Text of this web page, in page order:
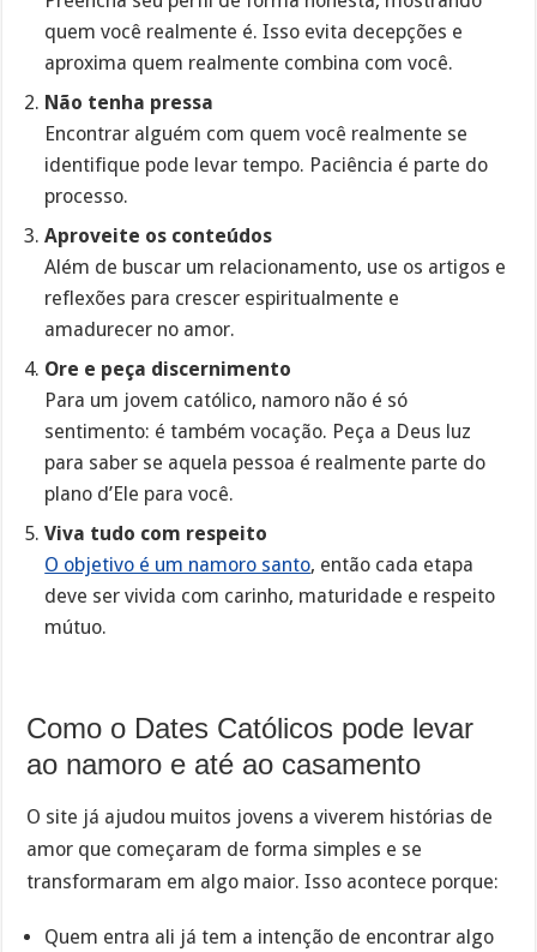
quem você realmente é. Isso evita decepções e
aproxima quem realmente combina com você.
Não tenha pressa
Encontrar alguém com quem você realmente se
identifique pode levar tempo. Paciência é parte do
processo.
Aproveite os conteúdos
Além de buscar um relacionamento, use os artigos e
reflexões para crescer espiritualmente e
amadurecer no amor.
Ore e peça discernimento
Para um jovem católico, namoro não é só
sentimento: é também vocação. Peça a Deus luz
para saber se aquela pessoa é realmente parte do
plano d’Ele para você.
Viva tudo com respeito
O objetivo é um namoro santo, então cada etapa
deve ser vivida com carinho, maturidade e respeito
mútuo.
Como o Dates Católicos pode levar
ao namoro e até ao casamento
O site já ajudou muitos jovens a viverem histórias de
amor que começaram de forma simples e se
transformaram em algo maior. Isso acontece porque:
Quem entra ali já tem a intenção de encontrar algo